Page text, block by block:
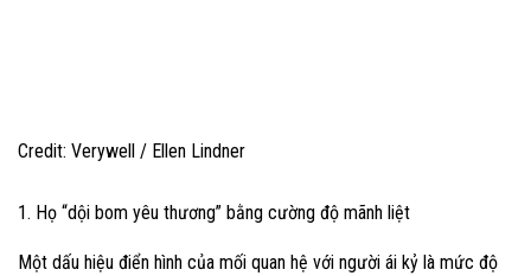
Credit: Verywell / Ellen Lindner
1. Họ “dội bom yêu thương” bằng cường độ mãnh liệt
Một dấu hiệu điển hình của mối quan hệ với người ái kỷ là mức độ